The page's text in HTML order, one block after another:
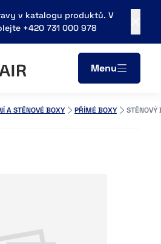
v katalogu produktů. V
+420 731 000 978
Menu
A STĚNOVÉ BOXY PŘÍMÉ BOXY